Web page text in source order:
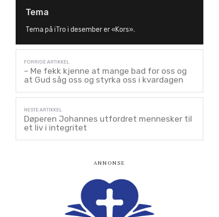
Tema
Tema på iTro i desember er «Kors».
– Me fekk kjenne at mange bad for oss og
at Gud såg oss og styrka oss i kvardagen
Døperen Johannes utfordret mennesker til
et liv i integritet